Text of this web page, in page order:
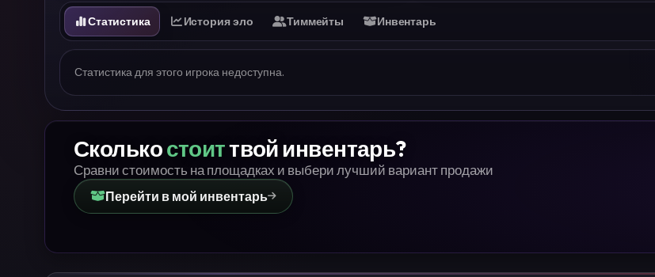
Статистика История эло Тиммейты Инвентарь
Статистика для этого игрока недоступна.
Сколькостоиттвой инвентарь?
Сравни стоимость на площадках и выбери лучший вариант продажи
Перейти в мой инвентарь